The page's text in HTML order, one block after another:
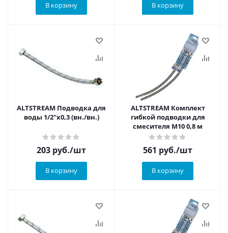
В корзину В корзину
ALTSTREAM Подводка для
воды 1/2"x0,3 (вн./вн.)
203 руб./шт
В корзину
ALTSTREAM Комплект
гибкой подводки для
смесителя М10 0,8 м
561 руб./шт
В корзину